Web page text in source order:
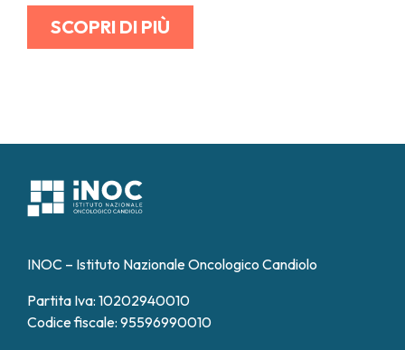
SCOPRI DI PIÙ
INOC – Istituto Nazionale Oncologico Candiolo
Partita Iva: 10202940010
Codice fiscale: 95596990010